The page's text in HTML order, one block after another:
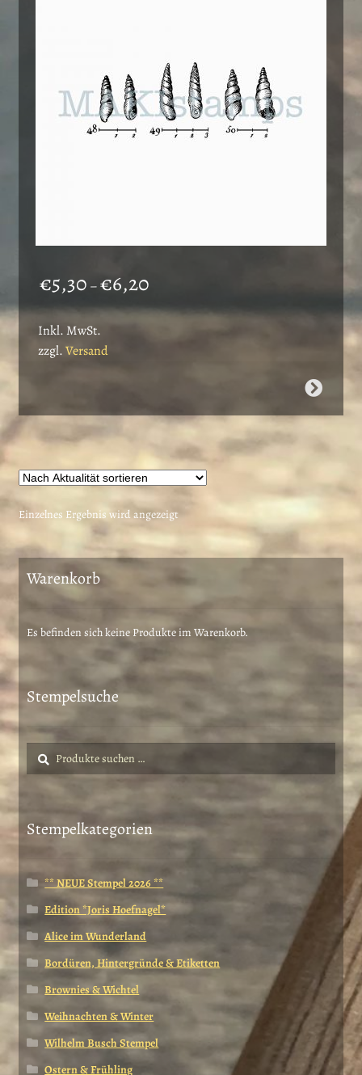
€5,30 –€6,20
bis
Inkl. MwSt.
zzgl.Versand
mehrere
Varianten
auf.
Die
können
auf
der
gewählt
Einzelnes Ergebnis wird angezeigt
Warenkorb
Es befinden sich keine Produkte im Warenkorb.
Stempelsuche
Suche
nach:
Suchen
Stempelkategorien
** NEUE Stempel 2026 **
Edition *Joris Hoefnagel*
Alice im Wunderland
Bordüren, Hintergründe & Etiketten
Brownies & Wichtel
Weihnachten & Winter
Wilhelm Busch Stempel
Ostern & Frühling